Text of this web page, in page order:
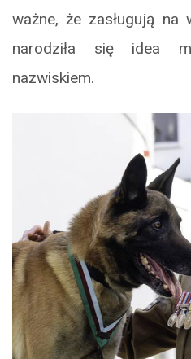
ważne, że zasługują na
narodziła się idea
nazwiskiem.